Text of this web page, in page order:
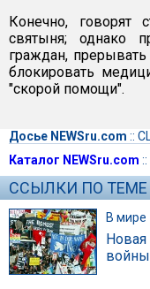
Конечно, говорят
святыня; однако
граждан,
блокировать
"скорой помощи".
Досье NEWSru.com ::
Каталог NEWSru.com ::
ССЫЛКИ ПО ТЕМЕ
В мире
Новая